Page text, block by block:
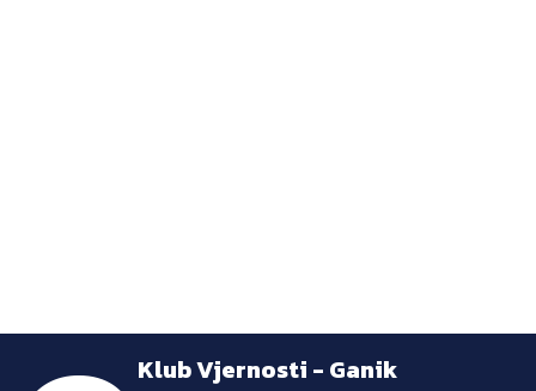
Klub Vjernosti - Ganik